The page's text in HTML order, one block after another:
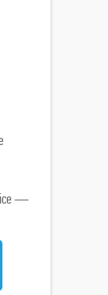
—